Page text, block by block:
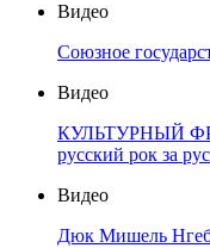
Видео
Союзное
Видео
КУЛЬТУРНЫЙ
русский рок за
Видео
Дюк Мишель